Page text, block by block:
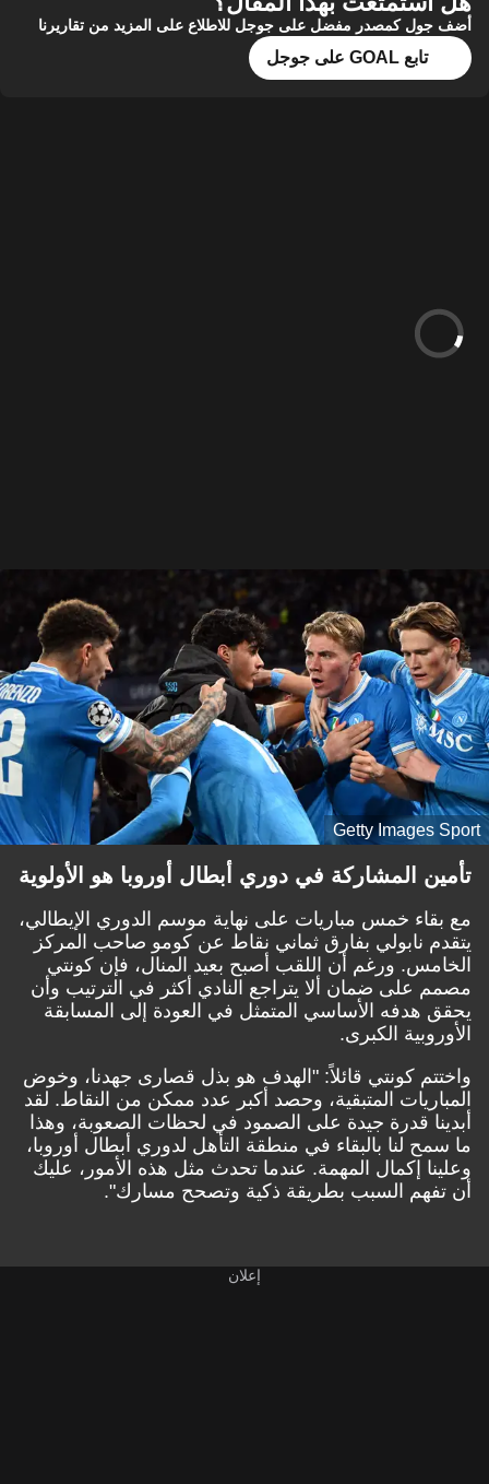
كمصدر مفضل على جوجل للاطلاع على المزيد من تقاريرنا
تابع GOAL على جوجل
Getty
المشاركة في دوري أبطال أوروبا هو الأولوية
خمس مباريات على نهاية موسم الدوري الإيطالي،
نابولي بفارق ثماني نقاط عن كومو صاحب المركز
ورغم أن اللقب أصبح بعيد المنال، فإن كونتي
ضمان ألا يتراجع النادي أكثر في الترتيب وأن
الأساسي المتمثل في العودة إلى المسابقة
الكبرى.
كونتي قائلاً: "الهدف هو بذل قصارى جهدنا، وخوض
المتبقية، وحصد أكبر عدد ممكن من النقاط. لقد
قدرة جيدة على الصمود في لحظات الصعوبة، وهذا
لنا بالبقاء في منطقة التأهل لدوري أبطال أوروبا،
إكمال المهمة. عندما تحدث مثل هذه الأمور، عليك
السبب بطريقة ذكية وتصحح مسارك".